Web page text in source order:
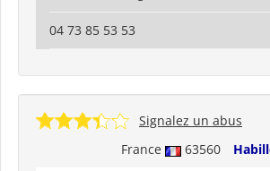
04 73 85 53 53
France 63560
Signalez un abus